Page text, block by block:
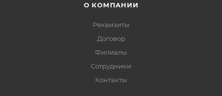
О КОМПАНИИ
Реквизиты
Договор
Филиалы
Сотрудники
Контакты